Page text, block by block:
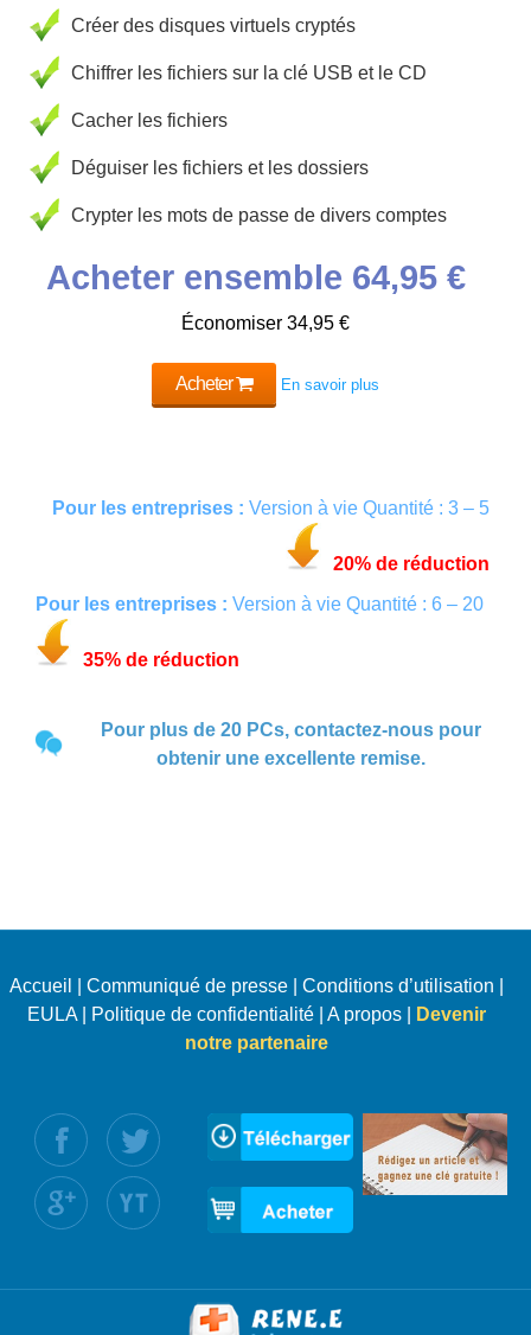
Créer des disques virtuels cryptés
Chiffrer les fichiers sur la clé USB et le CD
Cacher les fichiers
Déguiser les fichiers et les dossiers
Crypter les mots de passe de divers comptes
Acheter ensemble 64,95 €
Économiser 34,95 €
Acheter En savoir plus
Pour les entreprises : Version à vie Quantité : 3 – 5
20% de réduction
Pour les entreprises : Version à vie Quantité : 6 – 20
35% de réduction
Pour plus de 20 PCs, contactez-nous pour
obtenir une excellente remise.
Accueil Communiqué de presse| Conditions d’utilisation
EULA| Politique de confidentialité| A propos|
Devenir
notre partenaire
nous :